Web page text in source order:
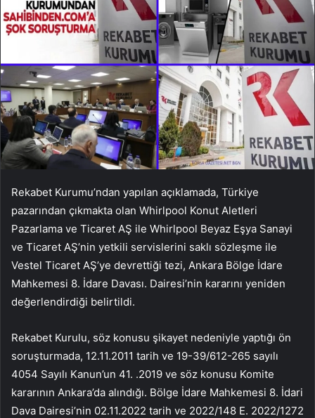
Rekabet Kurumu’ndan yapılan açıklamada, Türkiye
pazarından çıkmakta olan Whirlpool Konut Aletleri
Pazarlama ve Ticaret AŞ ile Whirlpool Beyaz Eşya Sanayi
ve Ticaret AŞ’nin yetkili servislerini saklı sözleşme ile
Vestel Ticaret AŞ’ye devrettiği tezi, Ankara Bölge İdare
Mahkemesi 8. İdare Davası. Dairesi’nin kararını yeniden
değerlendirdiği belirtildi.
Rekabet Kurulu, söz konusu şikayet nedeniyle yaptığı ön
soruşturmada, 12.11.2011 tarih ve 19-39/612-265 sayılı
4054 Sayılı Kanun’un 41. .2019 ve söz konusu Komite
kararının Ankara’da alındığı. Bölge İdare Mahkemesi 8. İdari
Dava Dairesi’nin 02.11.2022 tarih ve 2022/148 E. 2022/1272